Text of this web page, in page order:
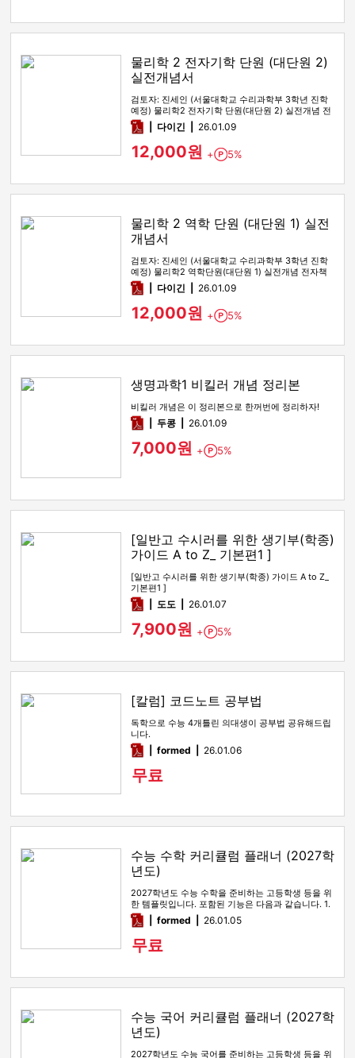
물리학 2 전자기학 단원 (대단원 2)
실전개념서
검토자: 진세인 (서울대학교 수리과학부 3학년 진학
예정) 물리학2 전자기학 단원(대단원 2) 실전개념 전
자책입니다. 0. …
pdf다이긴 26.01.09
12,000원 + Point
5%
물리학 2 역학 단원 (대단원 1) 실전
개념서
검토자: 진세인 (서울대학교 수리과학부 3학년 진학
예정) 물리학2 역학단원(대단원 1) 실전개념 전자책
입니다. 0. 언제 …
pdf다이긴 26.01.09
12,000원 + Point
5%
생명과학1 비킬러 개념 정리본
비킬러 개념은 이 정리본으로 한꺼번에 정리하자!
pdf두콩 26.01.09
7,000원 + Point
5%
[일반고 수시러를 위한 생기부(학종)
가이드 A to Z_ 기본편1 ]
[일반고 수시러를 위한 생기부(학종) 가이드 A to Z_
기본편1 ]
pdf도도 26.01.07
7,900원 + Point
5%
[칼럼] 코드노트 공부법
독학으로 수능 4개틀린 의대생이 공부법 공유해드립
니다.
pdfformed 26.01.06
무료
수능 수학 커리큘럼 플래너 (2027학
년도)
2027학년도 수능 수학을 준비하는 고등학생 등을 위
한 템플릿입니다. 포함된 기능은 다음과 같습니다. 1.
학습할 교재 선택…
pdfformed 26.01.05
무료
수능 국어 커리큘럼 플래너 (2027학
년도)
2027학년도 수능 국어를 준비하는 고등학생 등을 위